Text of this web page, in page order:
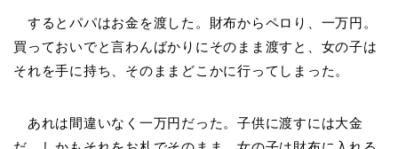
するとパパはお金を渡した。財布からペロり、一万円。
買っておいでと言わんばかりにそのまま渡すと、女の子は
それを手に持ち、そのままどこかに行ってしまった。
あれは間違いなく一万円だった。子供に渡すには大金